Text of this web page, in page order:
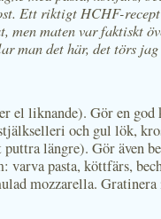
Ett riktigt HCHF-
men maten var faktiskt
man det här, det törs jag
el liknande). Gör en god
och gul lök,
längre). Gör även
varva pasta, köttfärs,
mozzarella.